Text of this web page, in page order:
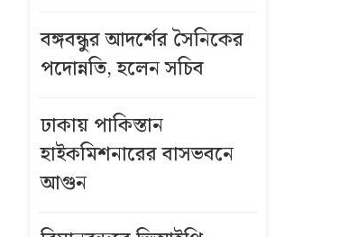
মসজিদের মাইক
নিয়ে অমিত
এমপির বৈঠক
বঙ্গবন্ধুর আদর্শের সৈনিকের
পদোন্নতি, হলেন সচিব
ঢাকায় পাকিস্তান
হাইকমিশনারের বাসভবনে
আগুন